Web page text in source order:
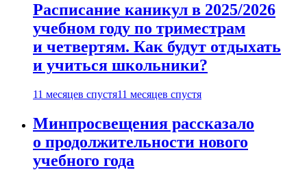
Расписание каникул в 2025/2026
учебном году по триместрам
и четвертям. Как будут отдыхать
и учиться школьники?
11 месяцев спустя11 месяцев спустя
Минпросвещения рассказало
о продолжительности нового
учебного года